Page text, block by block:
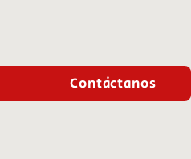
Contáctanos